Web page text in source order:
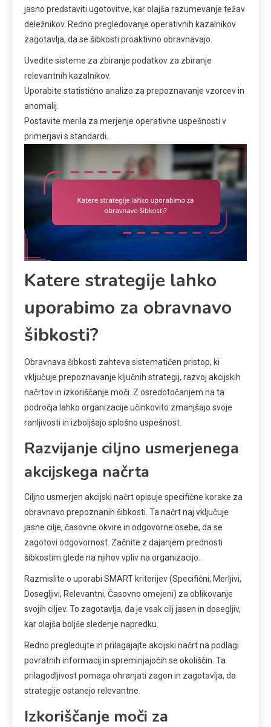
jasno predstaviti ugotovitve, kar olajša razumevanje težav
deležnikov. Redno pregledovanje operativnih kazalnikov
zagotavlja, da se šibkosti proaktivno obravnavajo.
Uvedite sisteme za zbiranje podatkov za zbiranje
relevantnih kazalnikov.
Uporabite statistično analizo za prepoznavanje vzorcev in
anomalij.
Postavite merila za merjenje operativne uspešnosti v
primerjavi s standardi.
Katere strategije lahko
uporabimo za obravnavo
šibkosti?
Obravnava šibkosti zahteva sistematičen pristop, ki
vključuje prepoznavanje ključnih strategij, razvoj akcijskih
načrtov in izkoriščanje moči. Z osredotočanjem na ta
področja lahko organizacije učinkovito zmanjšajo svoje
ranljivosti in izboljšajo splošno uspešnost.
Razvijanje ciljno usmerjenega
akcijskega načrta
Ciljno usmerjen akcijski načrt opisuje specifične korake za
obravnavo prepoznanih šibkosti. Ta načrt naj vključuje
jasne cilje, časovne okvire in odgovorne osebe, da se
zagotovi odgovornost. Začnite z dajanjem prednosti
šibkostim glede na njihov vpliv na organizacijo.
Razmislite o uporabi SMART kriterijev (Specifični, Merljivi,
Dosegljivi, Relevantni, Časovno omejeni) za oblikovanje
svojih ciljev. To zagotavlja, da je vsak cilj jasen in dosegljiv,
kar olajša boljše sledenje napredku.
Redno pregledujte in prilagajajte akcijski načrt na podlagi
povratnih informacij in spreminjajočih se okoliščin. Ta
prilagodljivost pomaga ohranjati zagon in zagotavlja, da
strategije ostanejo relevantne.
Izkoriščanje moči za